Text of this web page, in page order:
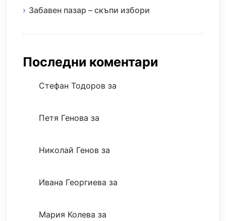
Забавен пазар – скъпи избори
Последни коментари
Стефан Тодоров за
Петя Генова за
Николай Генов за
Ивана Георгиева за
Мария Колева за